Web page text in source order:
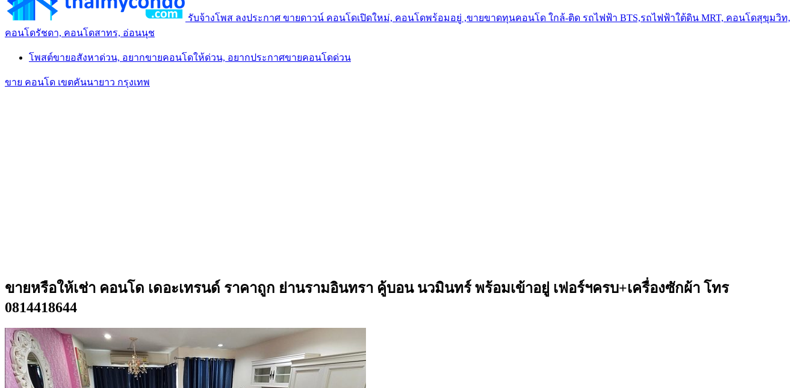
รับจ้างโพส ลงประกาศ ขายดาวน์ คอนโดเปิดใหม่, คอนโดพร้อมอยู่ ,ขายขาดทุนคอนโด ใกล้-ติด รถไฟฟ้า BTS,รถไฟฟ้าใต้ดิน MRT, คอนโดสุขุมวิท,
คอนโดรัชดา, คอนโดสาทร, อ่อนนุช
โพสต์ขายอสังหาด่วน, อยากขายคอนโดให้ด่วน, อยากประกาศขายคอนโดด่วน
ขาย คอนโด เขตคันนายาว กรุงเทพ
ขายหรือให้เช่า คอนโด เดอะเทรนด์ ราคาถูก ย่านรามอินทรา คู้บอน นวมินทร์ พร้อมเข้าอยู่ เฟอร์ฯครบ+เครื่องซักผ้า โทร
0814418644